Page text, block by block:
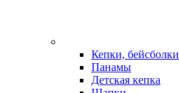
Кепки, бейсболки
Панамы
Детская кепка